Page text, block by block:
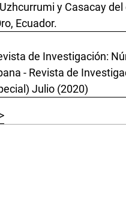
y Casacay del
Ecuador.
de Investigación:
- Revista de
Julio (2020)